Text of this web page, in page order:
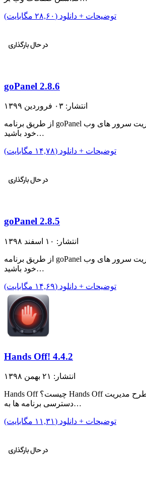
توضیحات + دانلود (۲۸,۶۰ مگابایت)
goPanel 2.8.6
انتشار: ۰۳ فروردین ۱۳۹۹
از طریق برنامه goPanel قادر به نگهداری و مدیریت سرور های وب
خود باشید…
توضیحات + دانلود (۱۴,۷۸ مگابایت)
goPanel 2.8.5
انتشار: ۱۰ اسفند ۱۳۹۸
از طریق برنامه goPanel قادر به نگهداری و مدیریت سرور های وب
خود باشید…
توضیحات + دانلود (۱۴,۶۹ مگابایت)
Hands Off! 4.4.2
انتشار: ۲۱ بهمن ۱۳۹۸
Hands Off چیست؟ Hands Off یکی از برنامه های مطرح مدیریت
دسترسی برنامه ها به…
توضیحات + دانلود (۱۱,۳۱ مگابایت)